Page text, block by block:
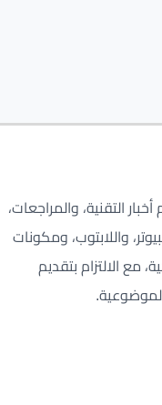
التقنية، والمراجعات،
واللابتوب، ومكونات
مع الالتزام بتقديم